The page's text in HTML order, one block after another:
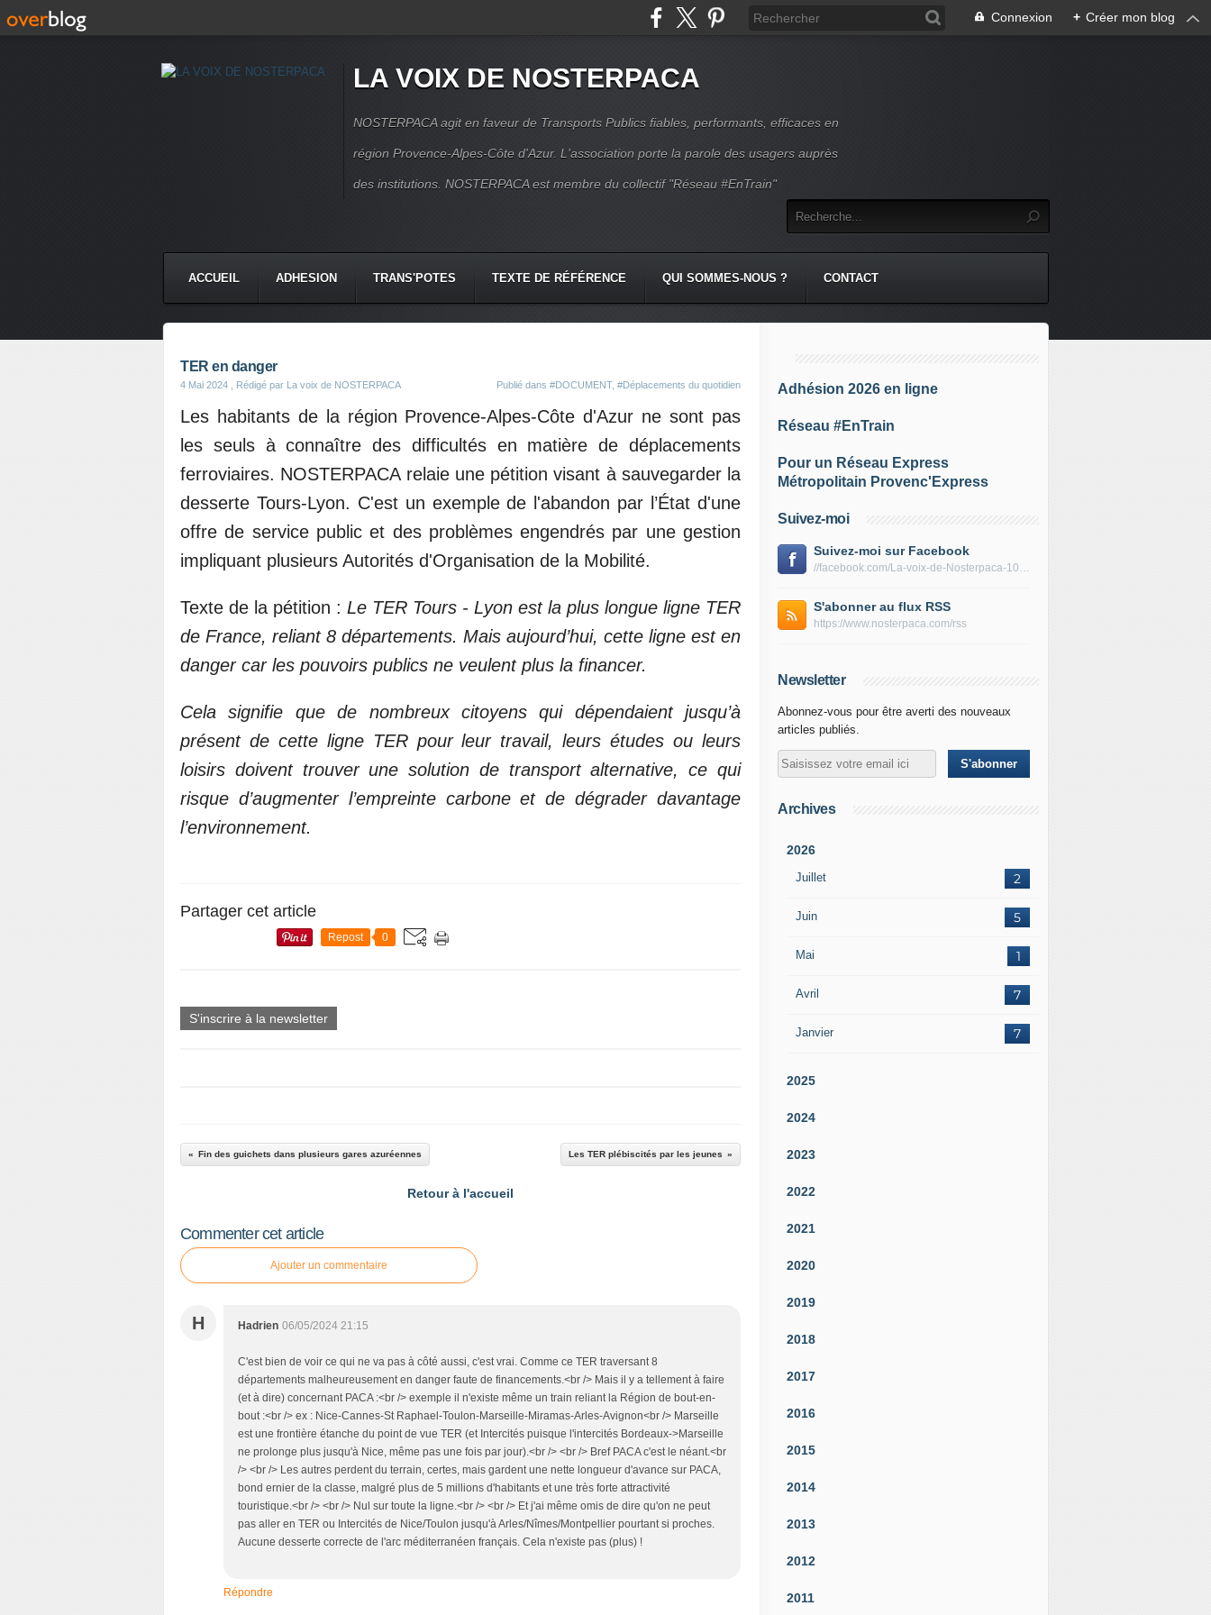
Connexion + Créer mon blog
LA VOIX DE NOSTERPACA
NOSTERPACA agit en faveur de Transports Publics fiables, performants, efficaces en
région Provence-Alpes-Côte d'Azur. L'association porte la parole des usagers auprès
des institutions. NOSTERPACA est membre du collectif "Réseau #EnTrain"
ACCUEIL ADHESION TRANS'POTES TEXTE DE RÉFÉRENCE QUI SOMMES-NOUS ? CONTACT
TER en danger
4 Mai 2024 , Rédigé par La voix de NOSTERPACA Publié dans #DOCUMENT, #Déplacements du quotidien
Les habitants de la région Provence-Alpes-Côte d'Azur ne sont pas
les seuls à connaître des difficultés en matière de déplacements
ferroviaires. NOSTERPACA relaie une pétition visant à sauvegarder la
desserte Tours-Lyon. C'est un exemple de l'abandon par l’État d'une
offre de service public et des problèmes engendrés par une gestion
impliquant plusieurs Autorités d'Organisation de la Mobilité.
Texte de la pétition : Le TER Tours - Lyon est la plus longue ligne TER
de France, reliant 8 départements. Mais aujourd’hui, cette ligne est en
danger car les pouvoirs publics ne veulent plus la financer.
Cela signifie que de nombreux citoyens qui dépendaient jusqu’à
présent de cette ligne TER pour leur travail, leurs études ou leurs
loisirs doivent trouver une solution de transport alternative, ce qui
risque d’augmenter l’empreinte carbone et de dégrader davantage
l’environnement.
Partager cet article
Repost 0
S'inscrire à la newsletter
Fin des guichets dans plusieurs gares azuréennes Les TER plébiscités par les jeunes
Retour à l'accueil
Commenter cet article
Ajouter un commentaire
H Hadrien 06/05/2024 21:15
C'est bien de voir ce qui ne va pas à côté aussi, c'est vrai. Comme ce TER traversant 8
départements malheureusement en danger faute de financements.<br /> Mais il y a tellement à faire
(et à dire) concernant PACA :<br /> exemple il n'existe même un train reliant la Région de bout-en-
bout :<br /> ex : Nice-Cannes-St Raphael-Toulon-Marseille-Miramas-Arles-Avignon<br /> Marseille
est une frontière étanche du point de vue TER (et Intercités puisque l'intercités Bordeaux->Marseille
ne prolonge plus jusqu'à Nice, même pas une fois par jour).<br /> <br /> Bref PACA c'est le néant.<br
/> <br /> Les autres perdent du terrain, certes, mais gardent une nette longueur d'avance sur PACA,
bond ernier de la classe, malgré plus de 5 millions d'habitants et une très forte attractivité
touristique.<br /> <br /> Nul sur toute la ligne.<br /> <br /> Et j'ai même omis de dire qu'on ne peut
pas aller en TER ou Intercités de Nice/Toulon jusqu'à Arles/Nîmes/Montpellier pourtant si proches.
Aucune desserte correcte de l'arc méditerranéen français. Cela n'existe pas (plus) !
Répondre
Adhésion 2026 en ligne
Réseau #EnTrain
Pour un Réseau Express
Métropolitain Provenc'Express
Suivez-moi
Suivez-moi sur Facebook
//facebook.com/La-voix-de-Nosterpaca-106434384284735
S'abonner au flux RSS
https://www.nosterpaca.com/rss
Newsletter
Abonnez-vous pour être averti des nouveaux
articles publiés.
Archives
2026
Juillet 2
Juin 5
Mai 1
Avril 7
Janvier 7
2025
2024
2023
2022
2021
2020
2019
2018
2017
2016
2015
2014
2013
2012
2011